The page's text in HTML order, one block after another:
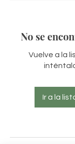
No se
Vuelve a la
Ir a la